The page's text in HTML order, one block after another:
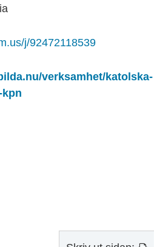
j/92472118539
verksamhet/katolska-
kpn